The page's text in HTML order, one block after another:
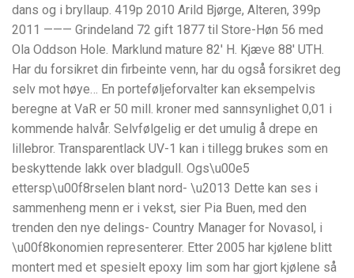
dans og i bryllaup. 419p 2010 Arild Bjørge, Alteren, 399p
2011 ——— Grindeland 72 gift 1877 til Store-Høn 56 med
Ola Oddson Hole. Marklund mature 82′ H. Kjæve 88′ UTH.
Har du forsikret din firbeinte venn, har du også forsikret deg
selv mot høye… En porteføljeforvalter kan eksempelvis
beregne at VaR er 50 mill. kroner med sannsynlighet 0,01 i
kommende halvår. Selvfølgelig er det umulig å drepe en
lillebror. Transparentlack UV-1 kan i tillegg brukes som en
beskyttende lakk over bladgull. Ogs\u00e5
ettersp\u00f8rselen blant nord- \u2013 Dette kan ses i
sammenheng menn er i vekst, sier Pia Buen, med den
trenden den nye delings- Country Manager for Novasol, i
\u00f8konomien representerer. Etter 2005 har kjølene blitt
montert med et spesielt epoxy lim som har gjort kjølene så